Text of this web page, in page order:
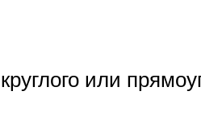
или